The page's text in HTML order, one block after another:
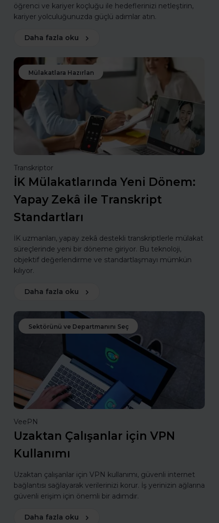
öğrenci ve kariyer koçluğu ile hedeflerinizi netleştirin,
kariyer yolculuğunuzda güçlü adımlar atın.
Daha fazla oku
Mülakatlara Hazırlan
Transkriptor
İK Mülakatlarında Yeni Dönem:
Yapay Zekâ ile Transkript
Standartları
İK uzmanları, yapay zekâ destekli transkriptlerle mülakat
süreçlerinde yeni bir döneme giriyor. Bu teknoloji,
objektif değerlendirme ve standartlaşmayı mümkün
kılıyor.
Daha fazla oku
Sektörünü ve Departmanını Seç
VeePN
Uzaktan Çalışanlar için VPN
Kullanımı
Uzaktan çalışanlar için VPN kullanımı, güvenli internet
bağlantısı sağlayarak verilerinizi korur. İş yerinizin ağlarına
güvenli erişim için önemli bir adımdır.
Daha fazla oku